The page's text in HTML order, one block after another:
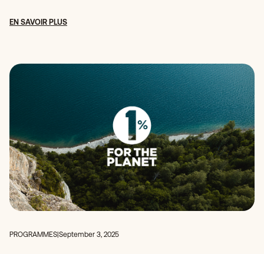
EN SAVOIR PLUS
PROGRAMMES September 3, 2025